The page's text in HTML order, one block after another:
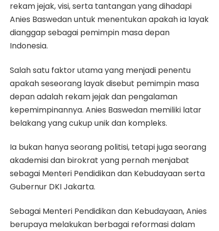
rekam jejak, visi, serta tantangan yang dihadapi
Anies Baswedan untuk menentukan apakah ia layak
dianggap sebagai pemimpin masa depan
Indonesia.
Salah satu faktor utama yang menjadi penentu
apakah seseorang layak disebut pemimpin masa
depan adalah rekam jejak dan pengalaman
kepemimpinannya. Anies Baswedan memiliki latar
belakang yang cukup unik dan kompleks.
Ia bukan hanya seorang politisi, tetapi juga seorang
akademisi dan birokrat yang pernah menjabat
sebagai Menteri Pendidikan dan Kebudayaan serta
Gubernur DKI Jakarta.
Sebagai Menteri Pendidikan dan Kebudayaan, Anies
berupaya melakukan berbagai reformasi dalam